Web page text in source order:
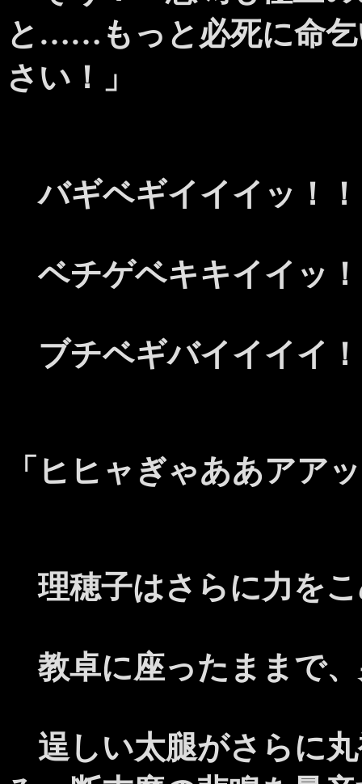
と……もっと必死に命乞
さい！」
バギベギイイイッ！！
ベチゲベキキイイッ
ブチベギバイイイイ
「ヒヒャぎゃああアア
理穂子はさらに力を
教卓に座ったままで
逞しい太腿がさらに